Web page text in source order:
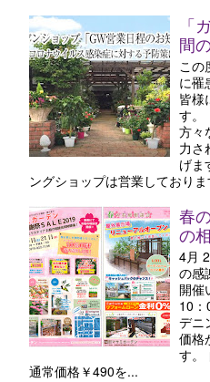
「
間
この
に罹
皆様
す。
方々
力さ
げま
ングショップは営業しており
春
の
4月
の感
開催
10
デニ
価格
す。
通常価格￥490を...